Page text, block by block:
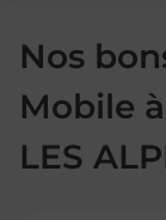
Nos
Mobile
LES